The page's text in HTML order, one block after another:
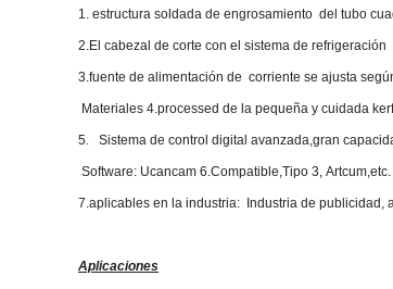
1. estructura soldada de engrosamiento del tubo
2.El cabezal de corte con el sistema de
3.fuente de alimentación de corriente se ajusta
Materiales 4.processed de la pequeña y cuidada
5. Sistema de control digital avanzada,gran
Software: Ucancam 6.Compatible,Tipo 3, Artcum,etc.
7.aplicables en la industria: Industria de publicidad,
Aplicaciones